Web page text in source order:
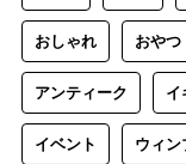
おしゃれ おやつ
アンティーク イ
イベント ウィン